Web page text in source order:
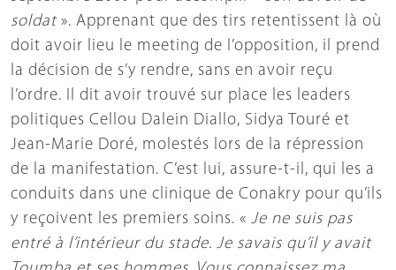
soldat». Apprenant que des tirs retentissent là où
doit avoir lieu le meeting de l’opposition, il prend
la décision de s’y rendre, sans en avoir reçu
l’ordre. Il dit avoir trouvé sur place les leaders
politiques Cellou Dalein Diallo, Sidya Touré et
Jean-Marie Doré, molestés lors de la répression
de la manifestation. C’est lui, assure-t-il, qui les a
conduits dans une clinique de Conakry pour qu’ils
y reçoivent les premiers soins. « Je ne suis pas
entré à l’intérieur du stade. Je savais qu’il y avait